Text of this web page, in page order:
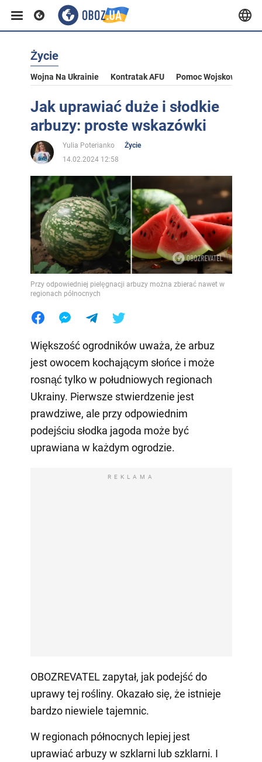
Życie
Wojna Na Ukrainie Kontratak AFU Pomoc Wojskowa Dla
Jak uprawiać duże i słodkie
arbuzy: proste wskazówki
Yulia Poterianko
Życie
14.02.2024 12:58
Przy odpowiedniej pielęgnacji arbuzy można zbierać nawet w
regionach północnych
Większość ogrodników uważa, że arbuz
jest owocem kochającym słońce i może
rosnąć tylko w południowych regionach
Ukrainy. Pierwsze stwierdzenie jest
prawdziwe, ale przy odpowiednim
podejściu słodka jagoda może być
uprawiana w każdym ogrodzie.
REKLAMA
OBOZREVATEL zapytał, jak podejść do
uprawy tej rośliny. Okazało się, że istnieje
bardzo niewiele tajemnic.
W regionach północnych lepiej jest
uprawiać arbuzy w szklarni lub szklarni. I